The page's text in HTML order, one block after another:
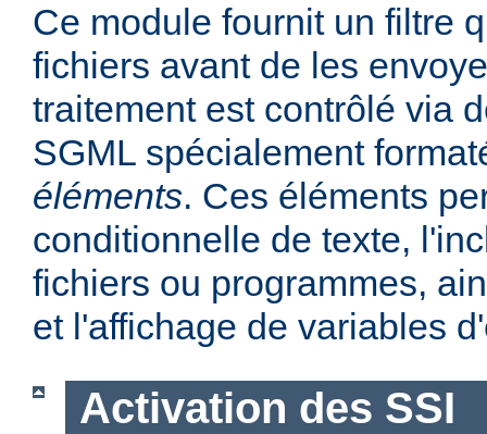
Ce module fournit un filtre
fichiers avant de les
traitement est contrôlé via
SGML spécialement
éléments. Ces éléments
conditionnelle de texte,
fichiers ou programmes,
et l'affichage de variables
Activation des SSI